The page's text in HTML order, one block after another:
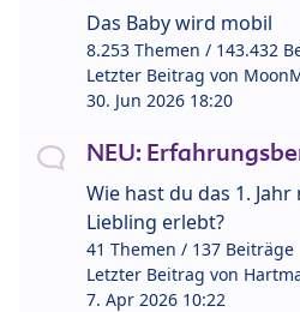
Das Baby wird mobil
8.253 Themen / 143.432
Letzter Beitrag von
30. Jun 2026 18:20
NEU:
Wie hast du das 1.
Liebling erlebt?
41 Themen / 137 Beiträge
Letzter Beitrag von
7. Apr 2026 10:22